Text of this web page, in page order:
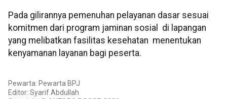
Pada gilirannya pemenuhan pelayanan dasar sesuai
komitmen dari program jaminan sosial di lapangan
yang melibatkan fasilitas kesehatan menentukan
kenyamanan layanan bagi peserta.
Pewarta: Pewarta BPJ
Editor: Syarif Abdullah